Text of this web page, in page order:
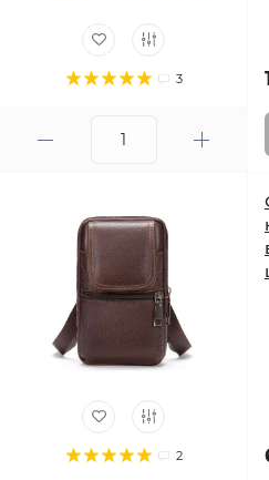
3
2